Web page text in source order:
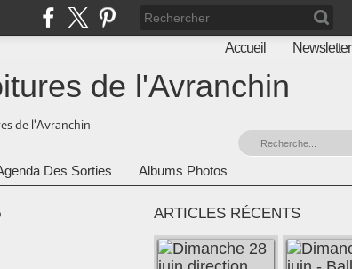
Accueil Newsletter
de l'Avranchin
de l'Avranchin
Des Sorties Albums Photos
ARTICLES RÉCENTS